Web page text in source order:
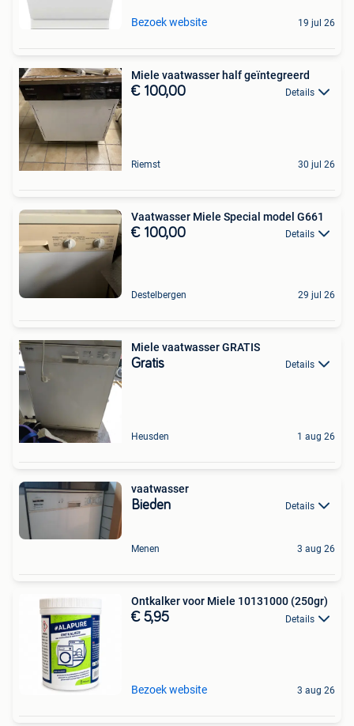
Bezoek website 19 jul 26
Miele vaatwasser half geïntegreerd
€ 100,00 Details
Riemst 30 jul 26
Vaatwasser Miele Special model G661
€ 100,00 Details
Destelbergen 29 jul 26
Miele vaatwasser GRATIS
Gratis Details
Heusden 1 aug 26
vaatwasser
Bieden Details
Menen 3 aug 26
Ontkalker voor Miele 10131000 (250gr)
€ 5,95 Details
Bezoek website 3 aug 26